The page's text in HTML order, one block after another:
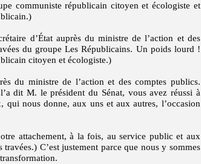
communiste républicain citoyen et écologiste et
d’État auprès du ministre de l’action et des
du groupe Les Républicains. Un poids lourd !
citoyen et écologiste.)
du ministre de l’action et des comptes publics.
dit M. le président du Sénat, vous avez réussi à
qui nous donne, aux uns et aux autres, l’occasion
attachement, à la fois, au service public et aux
C’est justement parce que nous y sommes